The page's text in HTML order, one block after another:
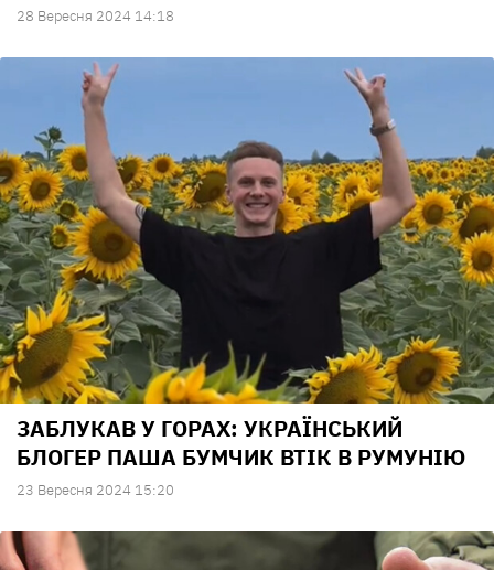
28 Вересня 2024 14:18
ЗАБЛУКАВ У ГОРАХ: УКРАЇНСЬКИЙ
БЛОГЕР ПАША БУМЧИК ВТІК В РУМУНІЮ
23 Вересня 2024 15:20